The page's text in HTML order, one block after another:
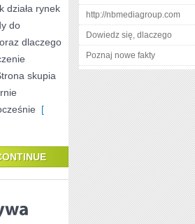
działa rynek
do
dlaczego
skupia
[
http://nbmediagroup.com
Dowiedz się, dlaczego
Poznaj nowe fakty